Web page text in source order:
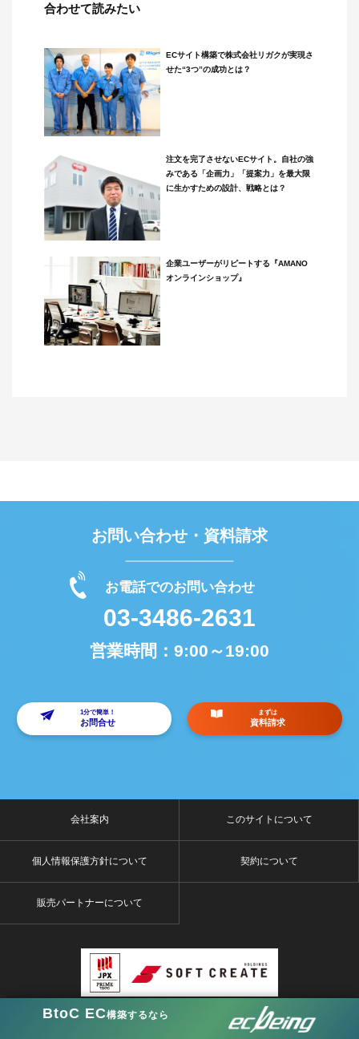
BtoC EC構築するなら
合わせて読みたい
ECサイト構築で株式会社リガクが実現さ
せた“3つ”の成功とは？
注文を完了させないECサイト。自社の強
みである「企画力」「提案力」を最大限
に生かすための設計、戦略とは？
企業ユーザーがリピートする『AMANO
オンラインショップ』
お問い合わせ・資料請求
お電話でのお問い合わせ
03-3486-2631
営業時間： 9:00～19:00
1分で簡単！
お問合せ
まずは
資料請求
会社案内 このサイトについて
個人情報保護方針について 契約について
販売パートナーについて
copyright © ecbeing corp. all rights reserved.ecbeing.net